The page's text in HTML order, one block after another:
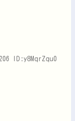
ID:y8MqrZqu0